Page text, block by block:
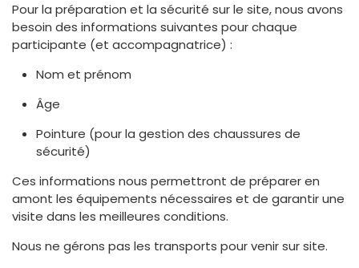
Pour la préparation et la sécurité sur le site, nous avons
besoin des informations suivantes pour chaque
participante (et accompagnatrice) :
Nom et prénom
Âge
Pointure (pour la gestion des chaussures de
sécurité)
Ces informations nous permettront de préparer en
amont les équipements nécessaires et de garantir une
visite dans les meilleures conditions.
Nous ne gérons pas les transports pour venir sur site.